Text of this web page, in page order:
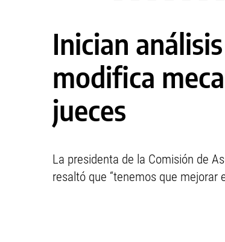
Inician
modifica
jueces
La presidenta de la Comisión de
resaltó que “tenemos que mejorar